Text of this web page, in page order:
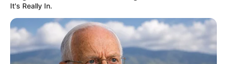
It's Really In.